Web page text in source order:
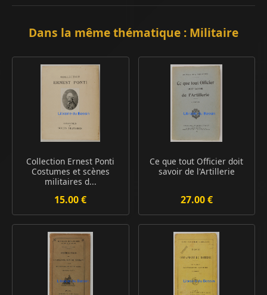
Dans la même thématique : Militaire
Collection Ernest Ponti
Costumes et scènes
militaires d...
15.00 €
Ce que tout Officier doit
savoir de l'Artillerie
27.00 €